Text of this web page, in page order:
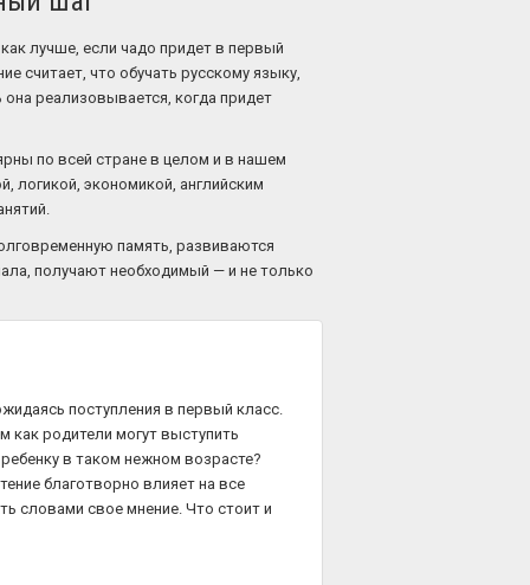
лучше, если чадо придет в первый
считает, что обучать русскому языку,
реализовывается, когда придет
по всей стране в целом и в нашем
логикой, экономикой, английским
память, развиваются
получают необходимый — и не только
поступления в первый класс.
как родители могут выступить
в таком нежном возрасте?
благотворно влияет на все
словами свое мнение. Что стоит и